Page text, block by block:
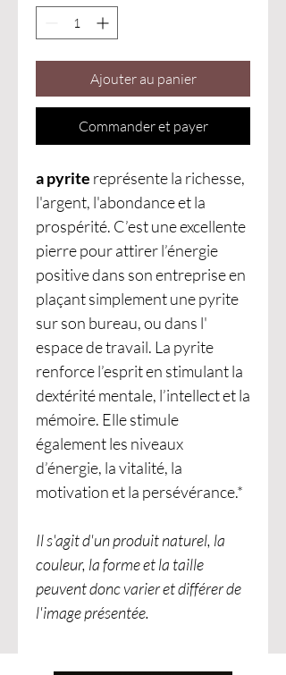
Ajouter au panier
Commander et payer
a pyrite représente la richesse,
l'argent, l'abondance et la
prospérité. C’est une excellente
pierre pour attirer l’énergie
positive dans son entreprise en
plaçant simplement une pyrite
sur son bureau, ou dans l'
espace de travail. La pyrite
renforce l’esprit en stimulant la
dextérité mentale, l’intellect et la
mémoire. Elle stimule
également les niveaux
d’énergie, la vitalité, la
motivation et la persévérance.*
Il s'agit d'un produit naturel, la
couleur, la forme et la taille
peuvent donc varier et différer de
l'image présentée.